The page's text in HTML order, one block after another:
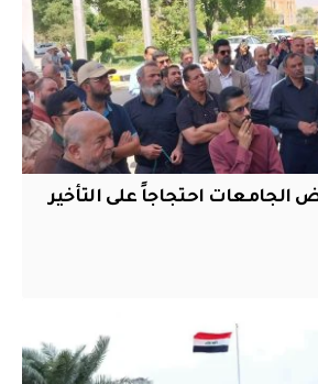
احتجاجاً على التأخير